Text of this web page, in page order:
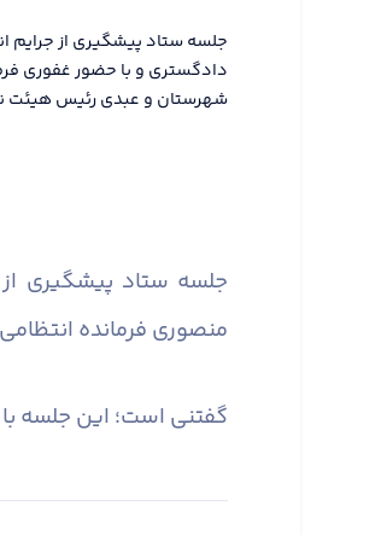
جلسه ستاد پیشگیری از جرایم
دادگستری و با حضور غفوری
شهرستان و عبدی رئیس هیئت
جلسه ستاد پیشگیری از
منصوری فرمانده
گفتنی است؛ این جلسه با